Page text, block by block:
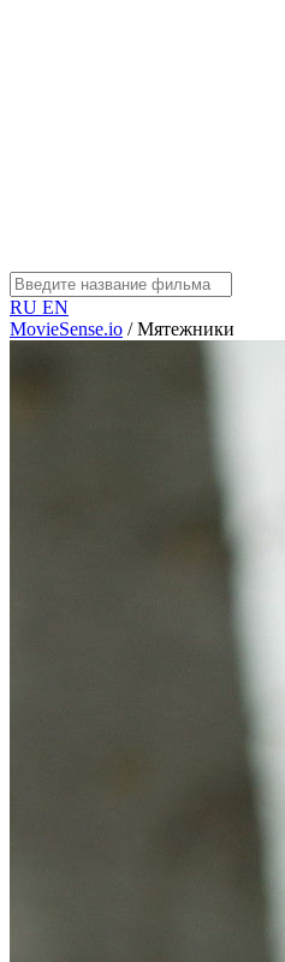
RU EN
MovieSense.io / Мятежники